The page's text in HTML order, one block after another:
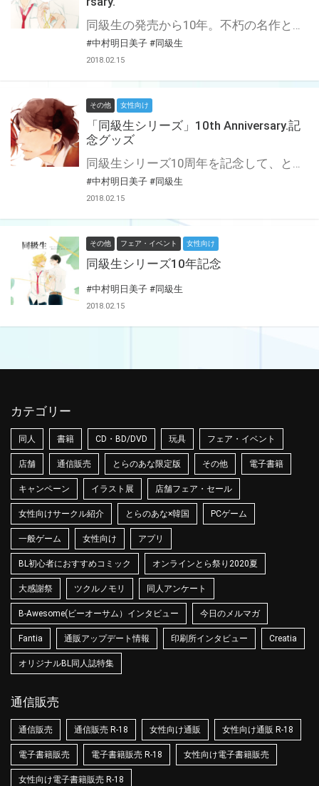
同級生の発売から10年。不朽の名作となった同級生シリーズ。 シリーズの10周年を記念して、とらくじ「同級生シリーズ」10th Anniversary.が登場です！ 描き下ろしも盛りだくさんです。この機会をお見逃しなく！ 通販では大人買い希望のお客様のご要望にお応えすべく、BOX事前予約を行います。 通販ではBOXでの販売のみとなりますのでご注意ください。
#中村明日美子 #同級生
2018.02.15
その他 女性向け
「同級生シリーズ」10th Anniversary.記
念グッズ
同級生シリーズ10周年を記念して、とらのあな限定グッズが各種登場。 貴重なこの機会にぜひお手元にお迎えしてくださいませ。
#中村明日美子 #同級生
2018.02.15
その他 フェア・イベント 女性向け
同級生シリーズ10年記念
#中村明日美子 #同級生
2018.02.15
カテゴリー
同人 書籍 CD・BD/DVD 玩具 フェア・イベント
店舗 通信販売 とらのあな限定版 その他 電子書籍
キャンペーン イラスト展 店舗フェア・セール
女性向けサークル紹介 とらのあな×韓国 PCゲーム
一般ゲーム 女性向け アプリ
BL初心者におすすめコミック オンラインとら祭り2020夏
大感謝祭 ツクルノモリ 同人アンケート
B-Awesome(ビーオーサム）インタビュー 今日のメルマガ
Fantia 通販アップデート情報 印刷所インタビュー Creatia
オリジナルBL同人誌特集
通信販売
通信販売 通信販売 R-18 女性向け通販 女性向け通販 R-18
電子書籍販売 電子書籍販売 R-18 女性向け電子書籍販売
女性向け電子書籍販売 R-18